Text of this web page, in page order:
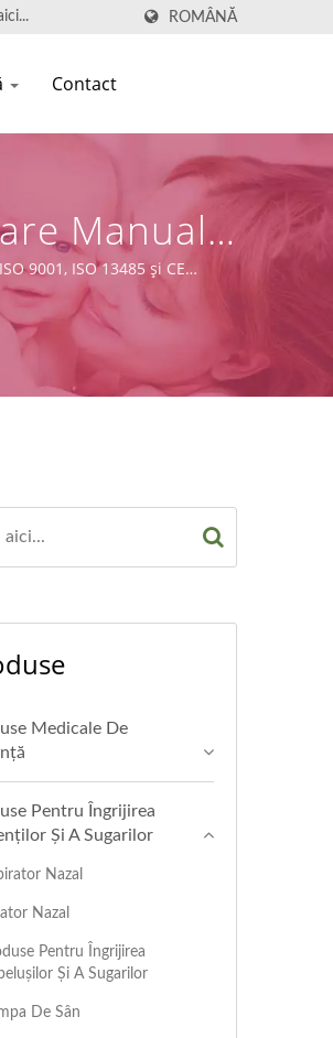
ROMÂNĂ
Contact
Manuale
9001, ISO 13485 și CE
Medicale De
Pentru Îngrijirea
Și A Sugarilor
Nazal
Nazal
Pentru Îngrijirea
Și A Sugarilor
De Sân